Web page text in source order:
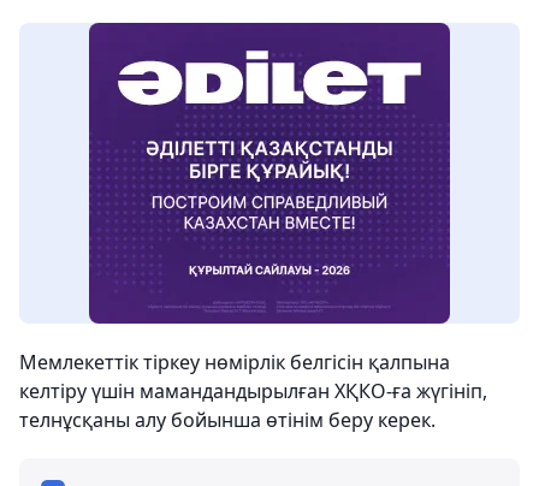
Мемлекеттік тіркеу нөмірлік белгісін қалпына
келтіру үшін мамандандырылған ХҚКО-ға жүгініп,
телнұсқаны алу бойынша өтінім беру керек.